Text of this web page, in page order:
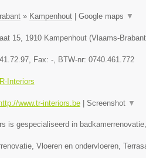
» Kampenhout| Google maps ▼
15, 1910 Kampenhout(Vlaams-Brabant
, Fax: -, BTW-nr: 0740.461.772
Interiors
http://www.tr-interiors.be| Screenshot ▼
is gespecialiseerd in
Vloeren en ondervloeren,